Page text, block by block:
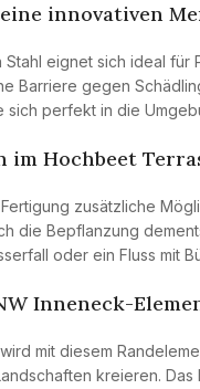
innovativen
eignet sich ideal für
Barriere gegen
perfekt in die
im Hochbeet
zusätzliche
die Bepflanzung
oder ein Fluss mit
Inneneck-
mit diesem
kreieren.